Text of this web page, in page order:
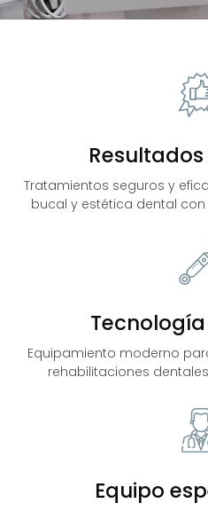
Tratamientos seguros y
bucal y estética dental
Equipamiento moderno
rehabilitaciones
Equipo